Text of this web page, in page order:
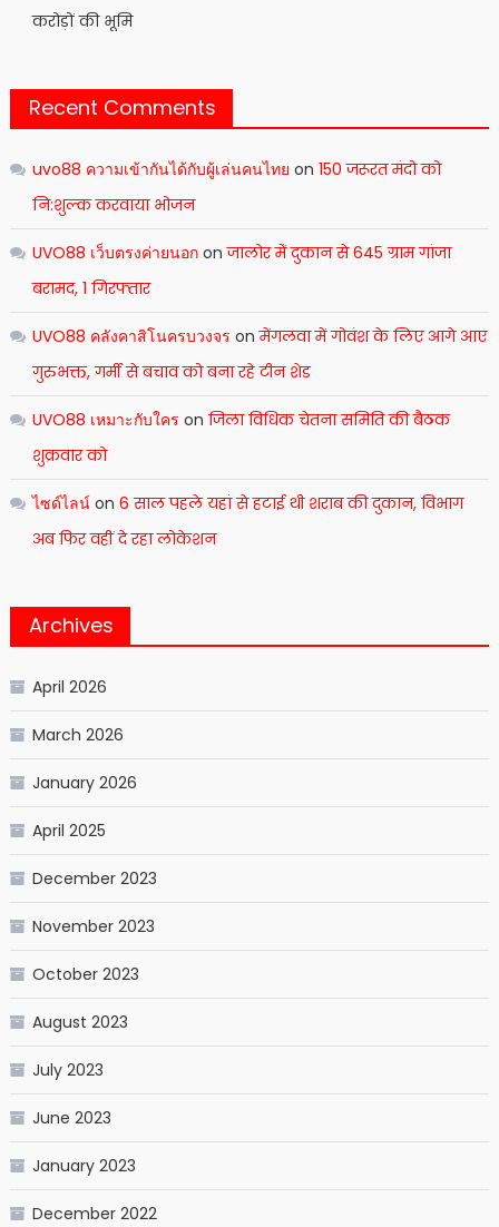
करोड़ों की भूमि
Recent Comments
uvo88 ความเข้ากันได้กับผู้เล่นคนไทย on 150 जरूरत मंदो को
नि:शुल्क करवाया भोजन
UVO88 เว็บตรงค่ายนอกonजालोर मेंं दुकान से 645 ग्राम गांजा
बरामद, 1 गिरफ्तार
UVO88 คลังคาสิโนครบวงจร onमेंगलवा में गोवंश के लिए आगे आए
गुरुभक्त, गर्मी से बचाव को बना रहे टीन शेड
UVO88 เหมาะกับใคร on जिला विधिक चेतना समिति की बैठक
शुक्रवार को
ไซด์ไลน์on 6 साल पहले यहां से हटाई थी शराब की दुकान, विभाग
अब फिर वहीं दे रहा लोकेशन
Archives
April 2026
March 2026
January 2026
April 2025
December 2023
November 2023
October 2023
August 2023
July 2023
June 2023
January 2023
December 2022